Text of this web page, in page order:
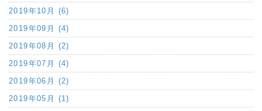
2019年10月 (6)
2019年09月 (4)
2019年08月 (2)
2019年07月 (4)
2019年06月 (2)
2019年05月 (1)